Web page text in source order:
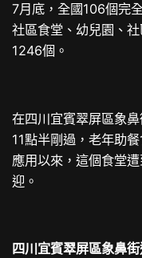
7月底，全國106個完
社區食堂、幼兒園、
1246個。
在四川宜賓翠屏區象
11點半剛過，老年助
應用以來，這個食堂
迎。
四川宜賓翠屏區象鼻